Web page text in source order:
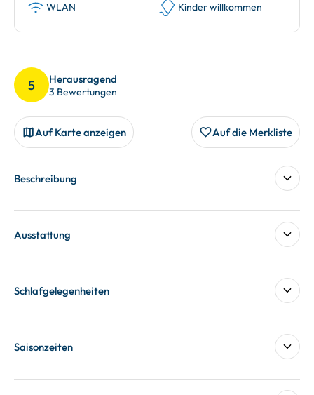
WLAN Kinder willkommen
5 Herausragend
3 Bewertungen
Auf Karte anzeigen Auf die Merkliste
Beschreibung
Ausstattung
Schlafgelegenheiten
Saisonzeiten